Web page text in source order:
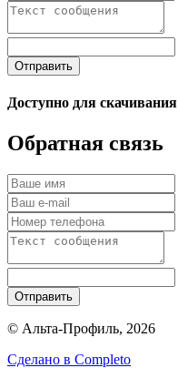
Отправить
Доступно для скачивания
Обратная связь
Отправить
© Альта-Профиль, 2026
Сделано в Completo